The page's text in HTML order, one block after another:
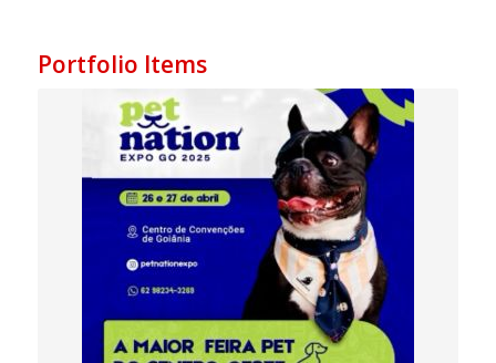
Portfolio Items